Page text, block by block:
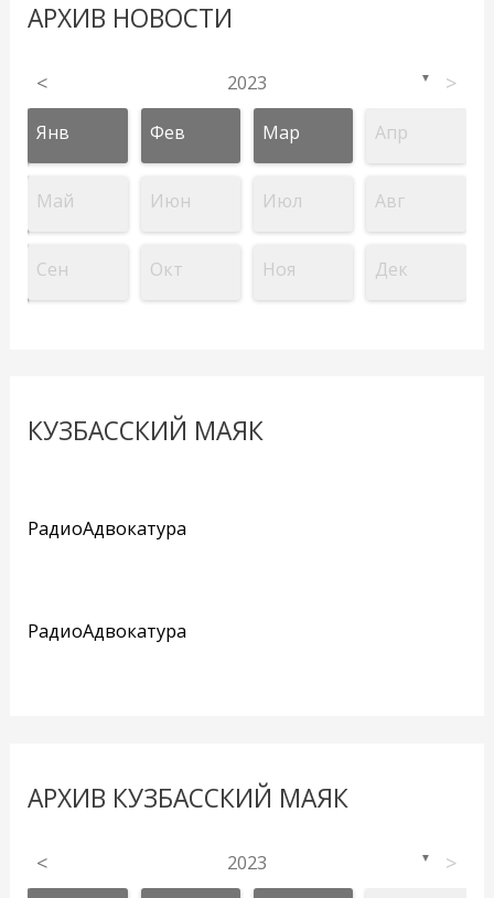
АРХИВ НОВОСТИ
< 2023 ▼ >
Янв Фев Мар Апр
Май Июн Июл Авг
Сен Окт Ноя Дек
КУЗБАССКИЙ МАЯК
РадиоАдвокатура
РадиоАдвокатура
АРХИВ КУЗБАССКИЙ МАЯК
< 2023 ▼ >